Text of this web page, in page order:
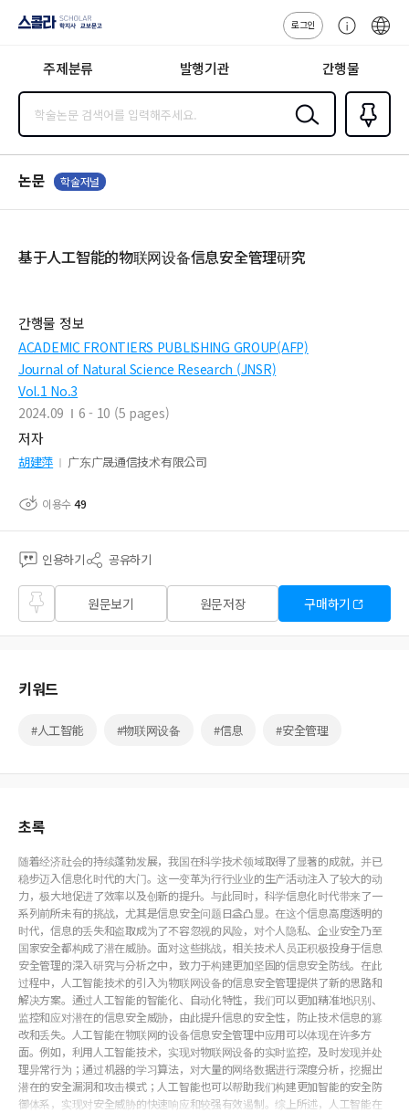
지사·교보문고
로그인
센
주제분류 발행기관 간행물
검색
즐겨찾
기0
논문 학술저널
基于人工智能的物联网设备信息安全管理研究
간행물 정보
ACADEMIC FRONTIERS PUBLISHING GROUP(AFP)
Journal of Natural Science Research (JNSR)
Vol.1 No.3
2024.09
6 - 10 (5 pages)
저자
胡建萍 广东广晟通信技术有限公司
이용수49
인용하기 공유하기
즐겨
찾기
원문보기 원문저장 구매하기
키워드
#人工智能 #物联网设备 #信息 #安全管理
초록
随着经济社会的持续蓬勃发展，我国在科学技术领域取得了显著的成就，并已
稳步迈入信息化时代的大门。这一变革为行行业业的生产活动注入了较大的动
力，极大地促进了效率以及创新的提升。与此同时，科学信息化时代带来了一
系列前所未有的挑战，尤其是信息安全问题日益凸显。在这个信息高度透明的
时代，信息的丢失和盗取成为了不容忽视的风险，对个人隐私、企业安全乃至
国家安全都构成了潜在威胁。面对这些挑战，相关技术人员正积极投身于信息
安全管理的深入研究与分析之中，致力于构建更加坚固的信息安全防线。在此
过程中，人工智能技术的引入为物联网设备的信息安全管理提供了新的思路和
解决方案。通过人工智能的智能化、自动化特性，我们可以更加精准地识别、
监控和应对潜在的信息安全威胁，由此提升信息的安全性，防止技术信息的篡
改和丢失。人工智能在物联网的设备信息安全管理中应用可以体现在许多方
面。例如，利用人工智能技术，实现对物联网设备的实时监控，及时发现并处
理异常行为；通过机器的学习算法，对大量的网络数据进行深度分析，挖掘出
潜在的安全漏洞和攻击模式；人工智能也可以帮助我们构建更加智能的安全防
御体系，实现对安全威胁的快速响应和较强有效遏制。综上所述，人工智能在